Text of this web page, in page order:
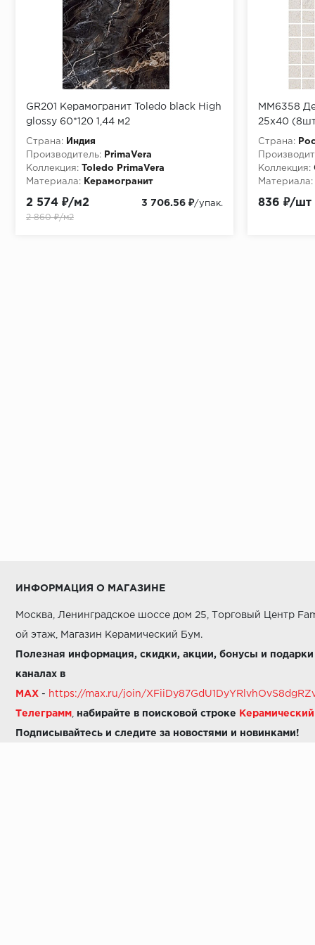
GR201 Керамогранит Toledo black High
glossy 60*120 1,44 м2
Страна:
Индия
Производитель:
PrimaVera
Коллекция:
Toledo PrimaVera
Материала:
Керамогранит
2 574 ₽/м2
2 860 ₽/м2
3 706.56 ₽/упак.
MM6358
25х40
Страна:
Коллекция:
Материала:
836 ₽/шт
ИНФОРМАЦИЯ О МАГАЗИНЕ
Москва, Ленинградское шоссе дом 25, Торговый Центр
ой этаж, Магазин Керамический Бум.
Полезная информация, скидки, акции, бонусы и
каналах в
MAX - https://max.ru/join/
Телеграмм набирайте в поисковой строке Керамический
Подписывайтесь и следите за новостями и новинками!